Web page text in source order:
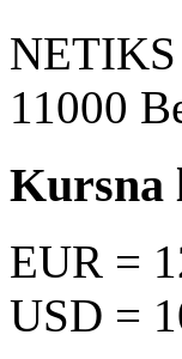
NETIKS
11000
Kursna
EUR =
USD =